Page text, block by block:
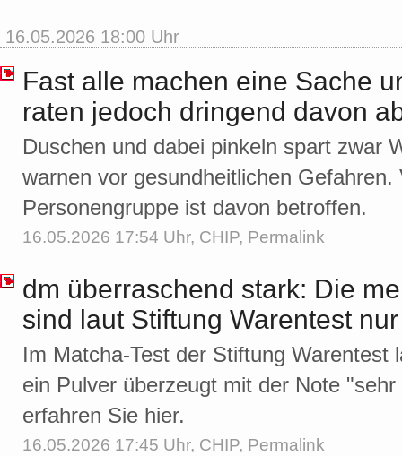
16.05.2026 18:00 Uhr
Fast alle machen eine Sache
raten jedoch dringend davon
Duschen und dabei pinkeln spart zwar
warnen vor gesundheitlichen Gefahren.
Personengruppe ist davon betroffen.
16.05.2026 17:54 Uhr, CHIP, Permalink
dm überraschend stark: Die
sind laut Stiftung Warentest
Im Matcha-Test der Stiftung Warentest
ein Pulver überzeugt mit der Note
erfahren Sie hier.
16.05.2026 17:45 Uhr, CHIP, Permalink